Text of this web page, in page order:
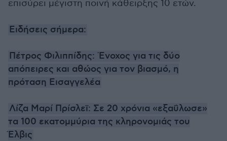
επισύρει μέγιστη ποινή κάθειρξης 10 ετών.
Ειδήσεις σήμερα:
Πέτρος Φιλιππίδης: Ένοχος για τις δύο
απόπειρες και αθώος για τον βιασμό, η
πρόταση Εισαγγελέα
Λίζα Μαρί Πρίσλεϊ: Σε 20 χρόνια «εξαΰλωσε»
τα 100 εκατομμύρια της κληρονομιάς του
Έλβις